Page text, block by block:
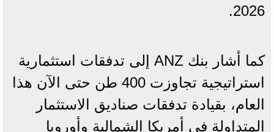
2026.
كما أشار بنك ANZ إلى تدفقات استثمارية
استراتيجية تجاوزت 400 طن حتى الآن هذا
العام، بقيادة تدفقات صناديق الاستثمار
المتداولة في أمريكا الشمالية وأوروبا